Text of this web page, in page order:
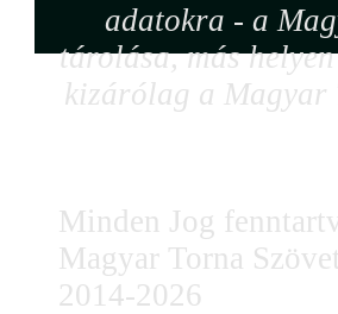
adatokra - a
tárolása, más
kizárólag a Magyar
Minden Jog
Magyar Torna
2014-2026